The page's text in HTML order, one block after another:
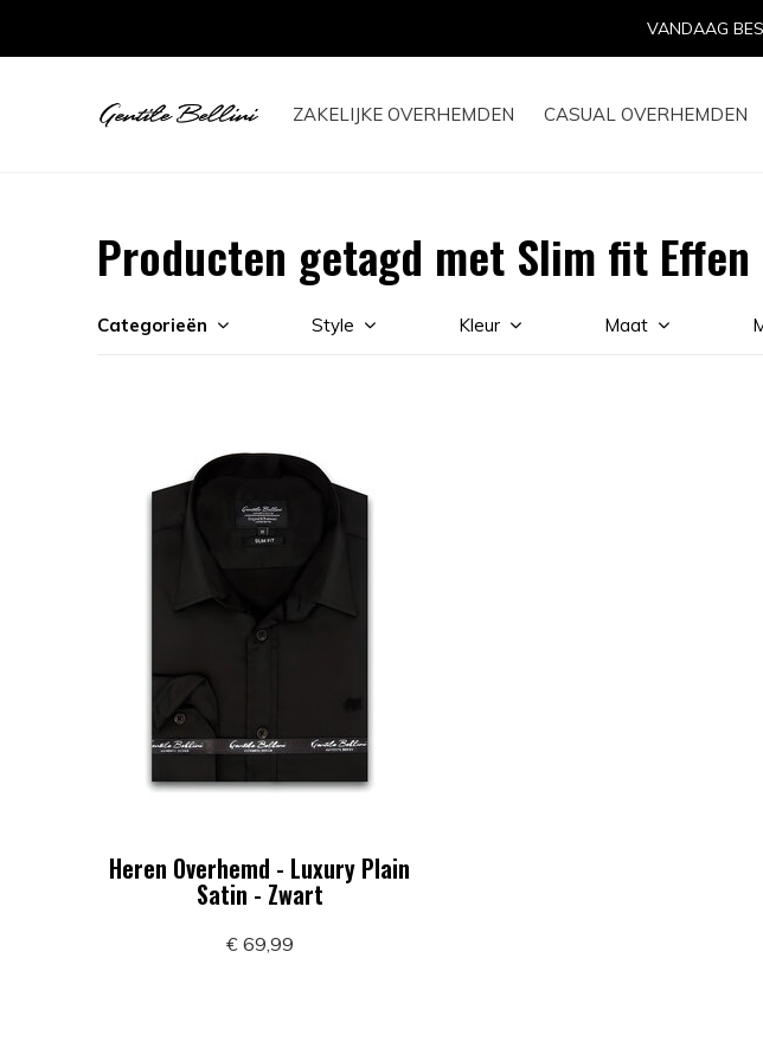
ZAKELIJKE OVERHEMDEN CASUAL OVERHEMDEN
VANDAAG
Producten getagd met Slim fit
Categorieën Style Kleur Maat
Heren Overhemd - Luxury Plain
Satin - Zwart
€ 69,99